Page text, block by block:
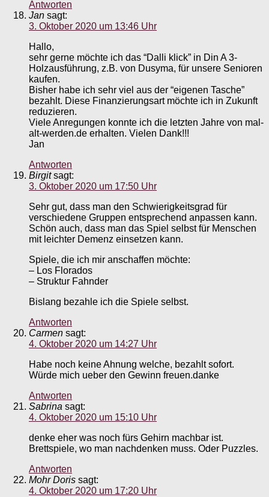
Antworten
Jan sagt:
3. Oktober 2020 um 13:46 Uhr
Hallo,
sehr gerne möchte ich das “Dalli klick” in Din A 3-
Holzausführung, z.B. von Dusyma, für unsere Senioren
kaufen.
Bisher habe ich sehr viel aus der “eigenen Tasche”
bezahlt. Diese Finanzierungsart möchte ich in Zukunft
reduzieren.
Viele Anregungen konnte ich die letzten Jahre von mal-
alt-werden.de erhalten. Vielen Dank!!!
Jan
Antworten
Birgit sagt:
3. Oktober 2020 um 17:50 Uhr
Sehr gut, dass man den Schwierigkeitsgrad für
verschiedene Gruppen entsprechend anpassen kann.
Schön auch, dass man das Spiel selbst für Menschen
mit leichter Demenz einsetzen kann.
Spiele, die ich mir anschaffen möchte:
– Los Florados
– Struktur Fahnder
Bislang bezahle ich die Spiele selbst.
Antworten
Carmen sagt:
4. Oktober 2020 um 14:27 Uhr
Habe noch keine Ahnung welche, bezahlt sofort.
Würde mich ueber den Gewinn freuen.danke
Antworten
Sabrina sagt:
4. Oktober 2020 um 15:10 Uhr
denke eher was noch fürs Gehirn machbar ist.
Brettspiele, wo man nachdenken muss. Oder Puzzles.
Antworten
Mohr Doris sagt:
4. Oktober 2020 um 17:20 Uhr